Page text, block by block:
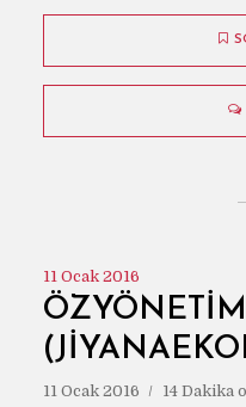
11 Ocak 2016
11 Ocak 2016 14 Dakika